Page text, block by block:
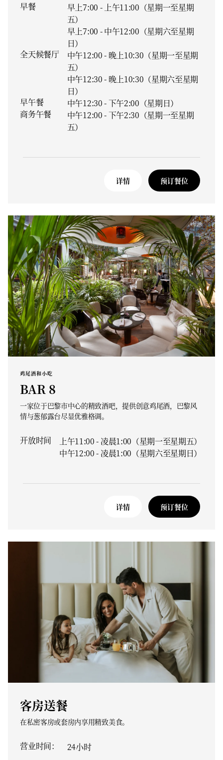
早餐
早上7:00 - 上午11:00（星期一至星期
五）
早上7:00 - 中午12:00（星期六至星期
日）
全天候餐厅
中午12:00 - 晚上10:30（星期一至星期
五）
中午12:30 - 晚上10:30（星期六至星期
日）
早午餐
中午12:30 - 下午2:00（星期日）
商务午餐
中午12:00 - 下午2:30（星期一至星期
五）
详情 预订餐位
鸡尾酒和小吃
BAR 8
一家位于巴黎市中心的精致酒吧，提供创意鸡尾酒，巴黎风
情与葱郁露台尽显优雅格调。
开放时间
上午11:00 - 凌晨1:00（星期一至星期五）
中午12:00 - 凌晨1:00（星期六至星期日）
详情 预订餐位
客房送餐
在私密客房或套房内享用精致美食。
营业时间： 24小时